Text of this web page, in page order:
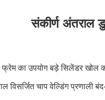
संकीर्ण अंतराल
का उपयोग बड़े सिलेंडर खोल
विसर्जित चाप वेल्डिंग